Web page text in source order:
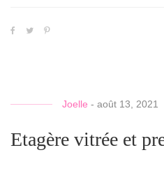
Joelle - août 13, 2021
Etagère vitrée et